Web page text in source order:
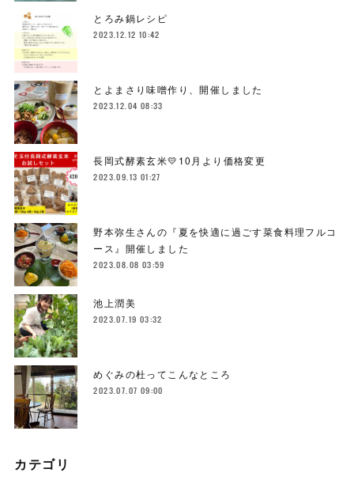
とろみ鍋レシピ
2023.12.12 10:42
とよまさり味噌作り、開催しました
2023.12.04 08:33
長岡式酵素玄米💛10月より価格変更
2023.09.13 01:27
野本弥生さんの『夏を快適に過ごす菜食料理フルコ
ース』開催しました
2023.08.08 03:59
池上潤美
2023.07.19 03:32
めぐみの杜ってこんなところ
2023.07.07 09:00
カテゴリ